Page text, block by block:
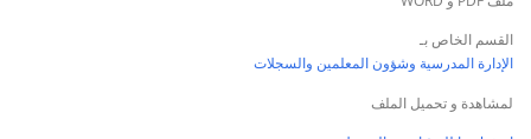
القسم الخاص بـ
الإدارة المدرسية وشؤون المعلمين والسجلات
لمشاهدة و تحميل الملف